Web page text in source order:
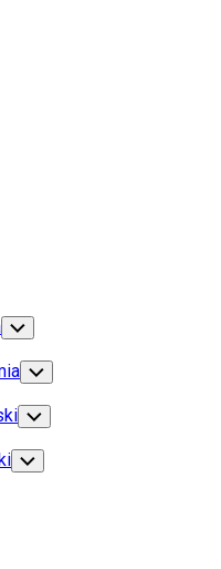
Toggle
Child
Menu
Toggle
Child
Menu
Toggle
Child
Menu
Toggle
Child